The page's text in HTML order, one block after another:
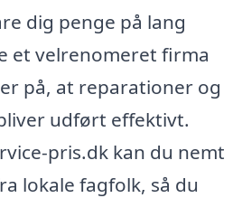
dig penge på lang
et velrenomeret firma
på, at reparationer og
udført effektivt.
pris.dk kan du nemt
lokale fagfolk, så du